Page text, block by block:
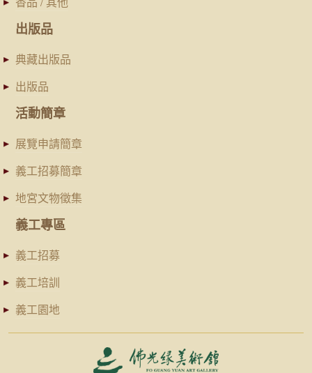
出版品
典藏出版品
出版品
活動簡章
展覽申請簡章
義工招募簡章
地宮文物徵集
義工專區
義工招募
義工培訓
義工園地